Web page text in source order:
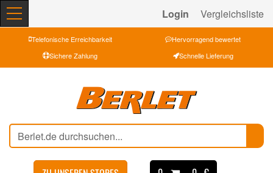
Login Vergleichsliste
Telefonische Erreichbarkeit
Hervorragend bewertet
Sichere Zahlung
Schnelle Lieferung